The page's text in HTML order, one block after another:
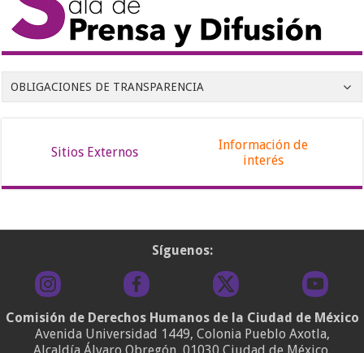
OBLIGACIONES DE TRANSPARENCIA
Sitios Externos
Información de
interés
Síguenos:
Comisión de Derechos Humanos de la Ciudad de México
Avenida Universidad 1449, Colonia Pueblo Axotla,